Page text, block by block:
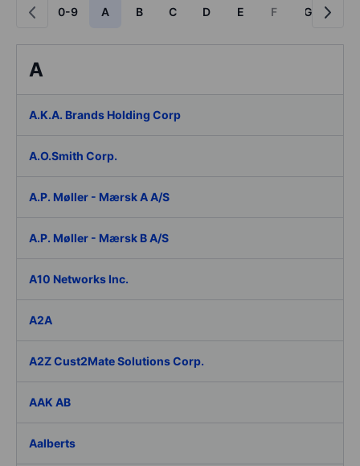
0-9 A B C D E F G
A
A.K.A. Brands Holding Corp
A.O.Smith Corp.
A.P. Møller - Mærsk A A/S
A.P. Møller - Mærsk B A/S
A10 Networks Inc.
A2A
A2Z Cust2Mate Solutions Corp.
AAK AB
Aalberts